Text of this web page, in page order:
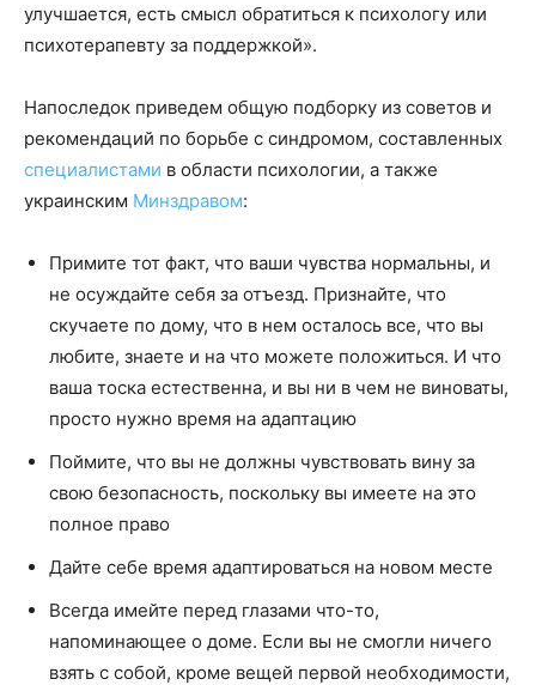
улучшается, есть смысл обратиться к психологу или
психотерапевту за поддержкой».
Напоследок приведем общую подборку из советов и
рекомендаций по борьбе с синдромом, составленных
специалистами в области психологии, а также
украинским Минздравом:
Примите тот факт, что ваши чувства нормальны, и
не осуждайте себя за отъезд. Признайте, что
скучаете по дому, что в нем осталось все, что вы
любите, знаете и на что можете положиться. И что
ваша тоска естественна, и вы ни в чем не виноваты,
просто нужно время на адаптацию
Поймите, что вы не должны чувствовать вину за
свою безопасность, поскольку вы имеете на это
полное право
Дайте себе время адаптироваться на новом месте
Всегда имейте перед глазами что-то,
напоминающее о доме. Если вы не смогли ничего
взять с собой, кроме вещей первой необходимости,